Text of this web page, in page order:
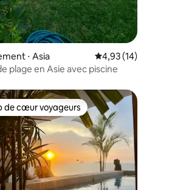
sur la base de 12 commentaires : 5 sur 5
⋅ Asia Évaluation moyenne
4,93 (14)
plage en Asie avec piscine
cœur voyageurs les plus appréciés
de cœur voyageurs